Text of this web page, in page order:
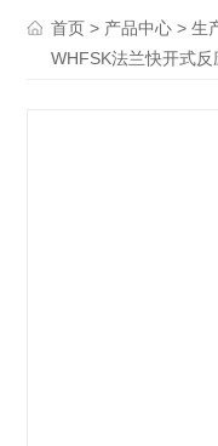
首页 > 产品中心 >生
WHFSK法兰快开式反